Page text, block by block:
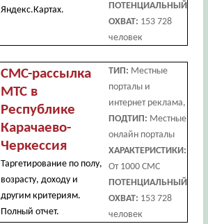
Яндекс.Картах.
ПОТЕНЦИАЛЬНЫЙ
ОХВАТ: 153 728
человек
СМС-рассылка
МТС в
Республике
Карачаево-
Черкессия
Таргетирование по полу,
возрасту, доходу и
другим критериям.
Полный отчет.
ТИП: Местные
порталы и
интернет реклама,
ПОДТИП: Местные
онлайн порталы
ХАРАКТЕРИСТИКИ:
От 1000 СМС
ПОТЕНЦИАЛЬНЫЙ
ОХВАТ: 153 728
человек